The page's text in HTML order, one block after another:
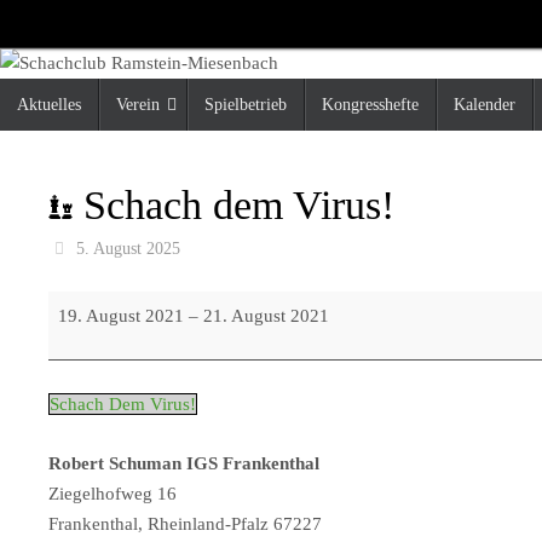
Inhalt
springen
Inhalt
Aktuelles Verein Spielbetrieb Kongresshefte Kalender
Schach dem Virus!
5. August 2025
Virus!
19. August 2021 – 21. August 2021
Schach Dem Virus!
Robert Schuman IGS Frankenthal
Ziegelhofweg 16
Frankenthal, Rheinland-Pfalz 67227